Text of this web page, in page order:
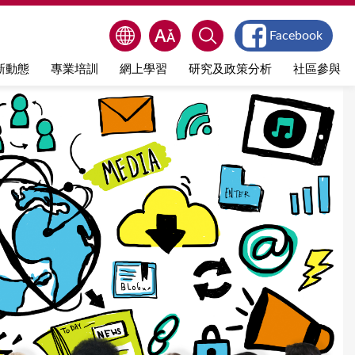
動態 專業培訓 網上學習 研究及政策分析 社區參與
Facebook